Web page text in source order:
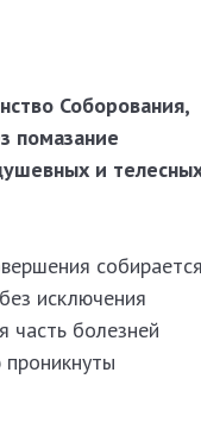
Соборования,
помазание
и
исключения
часть болезней